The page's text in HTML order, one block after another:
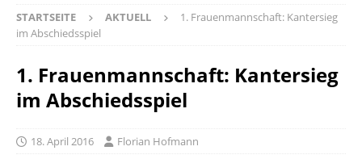
STARTSEITE AKTUELL
1. Frauenmannschaft: Kantersieg
im Abschiedsspiel
1. Frauenmannschaft: Kantersieg
im Abschiedsspiel
18. April 2016 Florian Hofmann